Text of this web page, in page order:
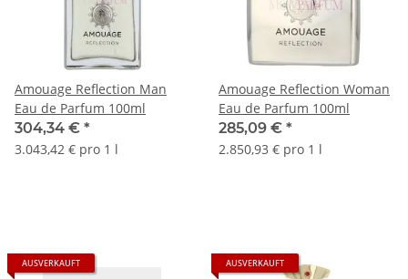
Amouage Reflection Man
Eau de Parfum 100ml
304,34 € *
3.043,42 € pro 1 l
Amouage Reflection Woman
Eau de Parfum 100ml
285,09 € *
2.850,93 € pro 1 l
AUSVERKAUFT AUSVERKAUFT